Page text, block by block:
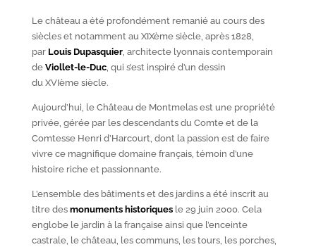
Le château a été profondément remanié au cours des
siècles et notamment au XIXèmesiècle, après 1828,
par Louis Dupasquier, architecte lyonnais contemporain
de Viollet-le-Duc, qui s’est inspiré d’un dessin
du XVIèmesiècle.
Aujourd’hui, le Château de Montmelas est une propriété
privée, gérée par les descendants du Comte et de la
Comtesse Henri d’Harcourt, dont la passion est de faire
vivre ce magnifique domaine français, témoin d’une
histoire riche et passionnante.
L’ensemble des bâtiments et des jardins a été inscrit au
titre des monuments historiquesle 29 juin 2000. Cela
englobe le jardin à la française ainsi que l’enceinte
castrale, le château, les communs, les tours, les porches,